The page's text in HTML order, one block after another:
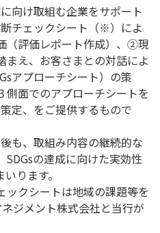
向け取組む企業をサポート
チェックシート（※）によ
（評価レポート作成）、②現
まえ、お客さまとの対話によ
アプローチシート）の策
面でのアプローチシートを
定、をご提供するもので
も、取組み内容の継続的な
の達成に向けた実効性
ります。
クシートは地域の課題等を
ジメント株式会社と当行が